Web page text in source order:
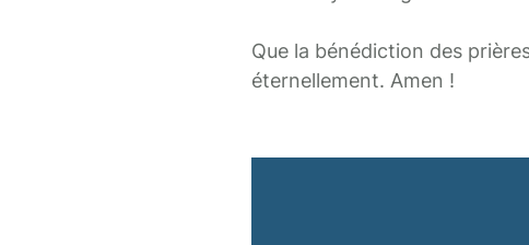
Que la bénédiction des
éternellement. Amen !